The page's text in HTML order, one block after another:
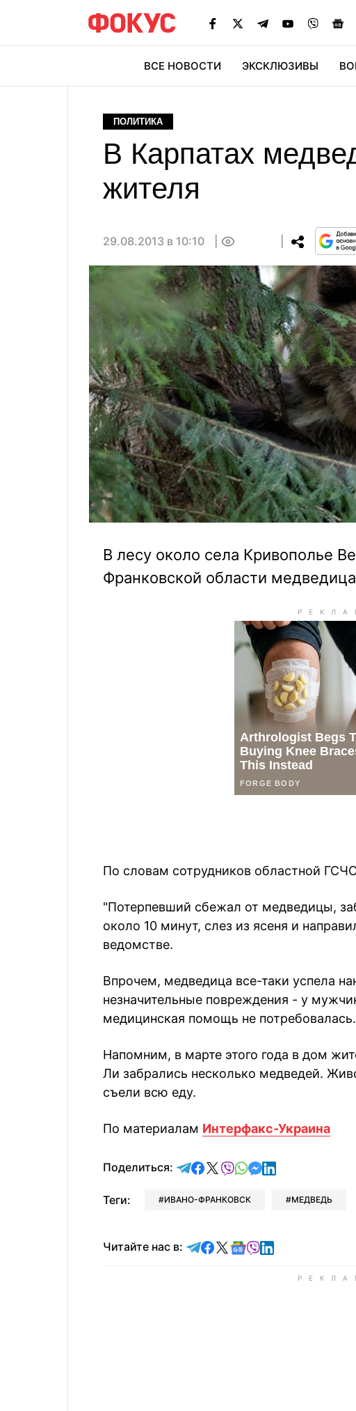
ВСЕ НОВОСТИ ЭКСКЛЮЗИВЫ
ПОЛИТИКА
В Карпатах
жителя
29.08.2013 в 10:10
В лесу около села Кривополье
Франковской области
По словам сотрудников областной
"Потерпевший сбежал от медведицы,
около 10 минут, слез из ясеня и
ведомстве.
Впрочем, медведица все-таки успела
незначительные повреждения - у
медицинская помощь не потребовалась.
Напомним, в марте этого года в дом
Ли забрались несколько медведей.
съели всю еду.
По материалам Интерфакс-Украина
Поделиться: отправить в Telegram
поделиться в Facebook
поделиться в X
отправить в Viber
отправить в
отправить в
отправить в
Теги: ИВАНО-ФРАНКОВСК МЕДВЕДЬ
Читайте нас в: Читайте в Telegram
Читайте в Facebook
Читайте в X
Читайте в Google
Читайте в Viber
Читайте в